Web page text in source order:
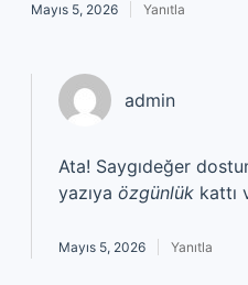
Mayıs 5, 2026 Yanıtla
admin
Ata! Saygıdeğer
yazıya özgünlük kattı
Mayıs 5, 2026 Yanıtla